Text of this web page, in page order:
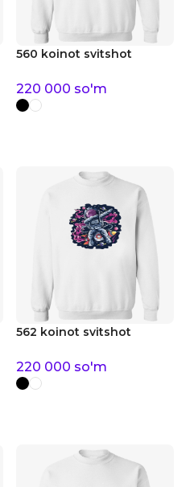
560 koinot svitshot
220 000 so'm
562 koinot svitshot
220 000 so'm